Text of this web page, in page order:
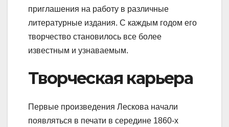
приглашения на работу в различные
литературные издания. С каждым годом его
творчество становилось все более
известным и узнаваемым.
Творческая карьера
Первые произведения Лескова начали
появляться в печати в середине 1860-х